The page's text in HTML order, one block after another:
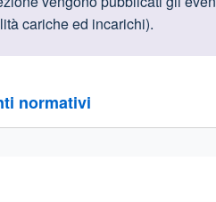
cariche ed incarichi).
normativi